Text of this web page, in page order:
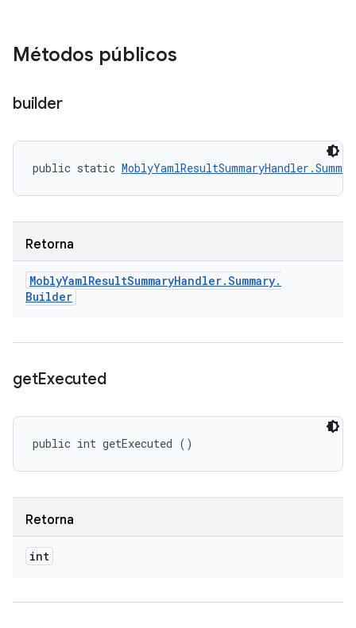
Métodos públicos
builder
public static
Retorna
MoblyYamlResultSummaryHandler.Summary.
Builder
getExecuted
public int getExecuted ()
Retorna
int